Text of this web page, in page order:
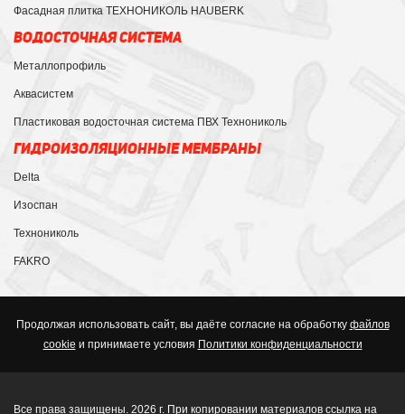
Фасадная плитка ТЕХНОНИКОЛЬ HAUBERK
ВОДОСТОЧНАЯ СИСТЕМА
Металлопрофиль
Аквасистем
Пластиковая водосточная система ПВХ Технониколь
ГИДРОИЗОЛЯЦИОННЫЕ МЕМБРАНЫ
Delta
Изоспан
Технониколь
FAKRO
Продолжая использовать сайт, вы даёте согласие на обработку файлов
cookie и принимаете условия Политики конфиденциальности
Все права защищены. 2026 г. При копировании материалов ссылка на